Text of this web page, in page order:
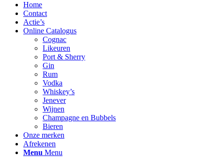
Home
Contact
Actie’s
Online Catalogus
Cognac
Likeuren
Port & Sherry
Gin
Rum
Vodka
Whiskey’s
Jenever
Wijnen
Champagne en Bubbels
Bieren
Onze merken
Afrekenen
Menu Menu